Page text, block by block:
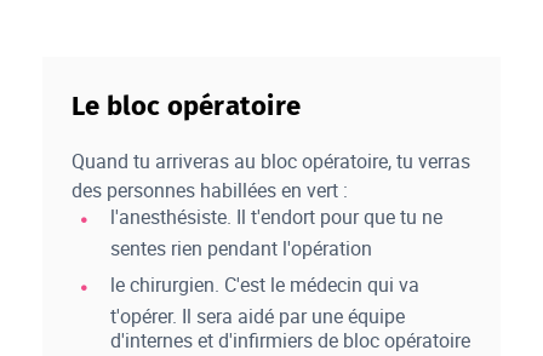
Le bloc opératoire
Quand tu arriveras au bloc opératoire, tu verras
des personnes habillées en vert :
l'anesthésiste. Il t'endort pour que tu ne
sentes rien pendant l'opération
le chirurgien. C'est le médecin qui va
t'opérer. Il sera aidé par une équipe
d'internes et d'infirmiers de bloc opératoire